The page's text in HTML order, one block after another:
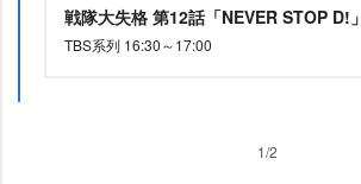
戦隊大失格 第12話「NEVER STOP D!」
TBS系列 16:30～17:00
1/2